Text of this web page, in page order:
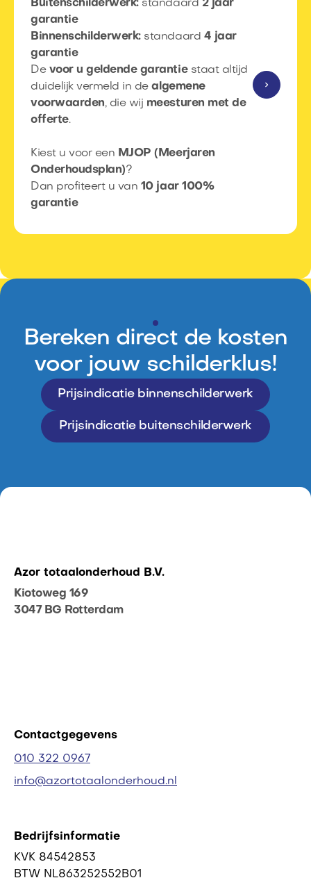
Buitenschilderwerk:standaard 2 jaar
garantie
Binnenschilderwerk:standaard 4 jaar
garantie
De voor u geldende garantiestaat altijd
duidelijk vermeld in dealgemene
voorwaarden, die wij meesturen met de
offerte.​
Kiest u voor een MJOP (Meerjaren
Onderhoudsplan)?​
Dan profiteert u van 10 jaar 100%
garantie
Bereken direct de kosten
voor jouw schilderklus!
Prijsindicatie binnenschilderwerk
Prijsindicatie buitenschilderwerk
Azor totaalonderhoud B.V.
Kiotoweg 169
3047 BG Rotterdam
Contactgegevens
010 322 0967
info@azortotaalonderhoud.nl
Bedrijfsinformatie
KVK 84542853
BTW NL863252552B01